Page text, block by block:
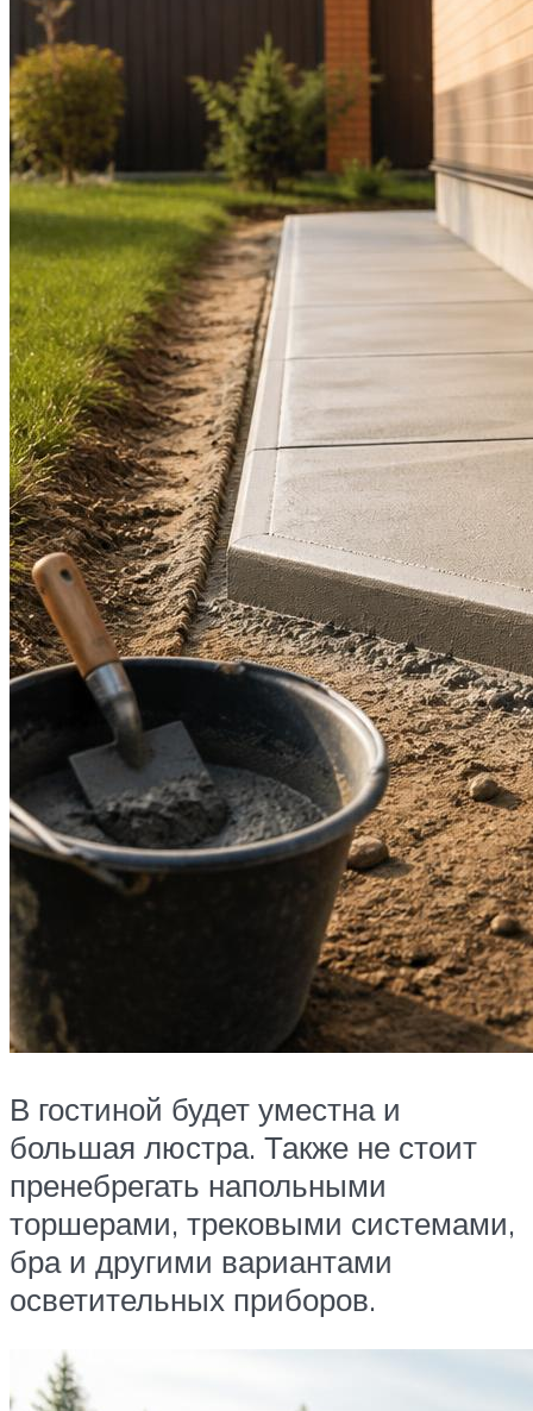
В гостиной будет уместна и
большая люстра. Также не стоит
пренебрегать напольными
торшерами, трековыми системами,
бра и другими вариантами
осветительных приборов.